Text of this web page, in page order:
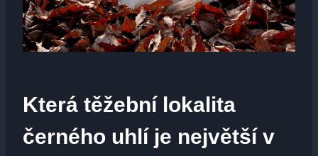
Která těžební lokalita
černého uhlí je největší v